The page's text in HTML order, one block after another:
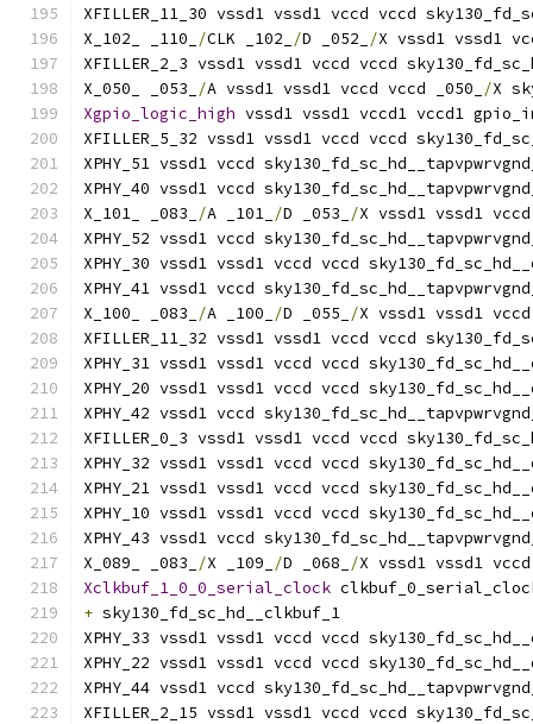
XFILLER_11_30 vssd1 vssd1 vccd vccd
X_102_ _110_
/CLK _102_ /D _052_ /X vssd1 vssd1
XFILLER_2_3 vssd1 vssd1 vccd vccd
X_050_ _053_
/A vssd1 vssd1 vccd vccd _050_ /X
Xgpio_logic_high vssd1 vssd1 vccd1 vccd1
XFILLER_5_32 vssd1 vssd1 vccd vccd
XPHY_51 vssd1 vccd
XPHY_40 vssd1 vccd
X_101_ _083_
/A _101_ /D _053_ /X vssd1 vssd1
XPHY_52 vssd1 vccd
XPHY_30 vssd1 vssd1 vccd vccd
XPHY_41 vssd1 vccd
X_100_ _083_
/A _100_ /D _055_ /X vssd1 vssd1
XFILLER_11_32 vssd1 vssd1 vccd vccd
XPHY_31 vssd1 vssd1 vccd vccd
XPHY_20 vssd1 vssd1 vccd vccd
XPHY_42 vssd1 vccd
XFILLER_0_3 vssd1 vssd1 vccd vccd
XPHY_32 vssd1 vssd1 vccd vccd
XPHY_21 vssd1 vssd1 vccd vccd
XPHY_10 vssd1 vssd1 vccd vccd
XPHY_43 vssd1 vccd
X_089_ _083_
/X _109_ /D _068_ /X vssd1 vssd1
Xclkbuf_1_0_0_serial_clock
+ sky130_fd_sc_hd__clkbuf_1
XPHY_33 vssd1 vssd1 vccd vccd
XPHY_22 vssd1 vssd1 vccd vccd
XPHY_44 vssd1 vccd
XFILLER_2_15 vssd1 vssd1 vccd vccd